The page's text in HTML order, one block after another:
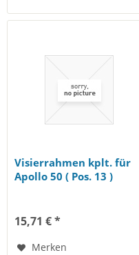
Visierrahmen kplt. für
Apollo 50 ( Pos. 13 )
15,71 € *
Merken